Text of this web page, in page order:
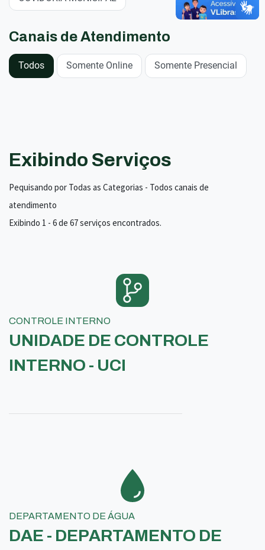
Canais de Atendimento
Todos Somente Online Somente Presencial
Exibindo Serviços
Pequisando por Todas as Categorias - Todos canais de
atendimento
Exibindo 1 - 6 de 67 serviços encontrados.
CONTROLE INTERNO
UNIDADE DE CONTROLE
INTERNO - UCI
DEPARTAMENTO DE ÁGUA
DAE - DEPARTAMENTO DE